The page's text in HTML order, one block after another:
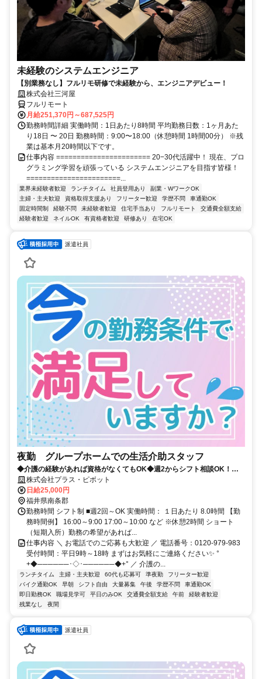
未経験のシステムエンジニア
【別業務なし】フルリモ研修で未経験から、エンジニアデビュー！
株式会社三河屋
フルリモート
月給251,370円～687,525円
勤務時間詳細 実働時間：1日あたり8時間 平均勤務日数：1ヶ月あた
り18日 〜 20日 勤務時間：9:00〜18:00（休憩時間 1時間00分） ※残
業は基本月20時間以下です。
仕事内容 ======================= 20−30代活躍中！ 現在、プロ
グラミング学習を頑張っている システムエンジニアを目指す皆様！
=======================...
業界未経験者歓迎 ランチタイム 社員登用あり
副業・WワークOK
主婦・主夫歓迎
資格取得支援あり フリーター歓迎 学歴不問
車通勤OK
固定時間制
経験不問 未経験者歓迎 住宅手当あり フルリモート
交通費全額支給
経験者歓迎
ネイルOK 有資格者歓迎 研修あり 在宅OK
派遣社員
夜勤 グループホームでの生活介助スタッフ
◆介護の経験があれば資格がなくてもOK◆週2からシフト相談OK！プ
ラス・ピボット独自の福利厚生が多数✨
株式会社プラス・ピボット
日給25,000円
福井県南条郡
勤務時間 シフト制 ■週2回～OK 実働時間： １日あたり 8.0時間 【勤
務時間例】 16:00～9:00 17:00～10:00 など ※休憩2時間 ショート
（短期入所）勤務の希望があれば...
仕事内容 ＼ お電話でのご応募も大歓迎 ／ 電話番号：0120-979-983
受付時間：平日9時～18時 まずはお気軽にご連絡ください✨ °
+◆──────･◇･──────◆+° ／ 介護の...
ランチタイム 主婦・主夫歓迎 60代も応募可 準夜勤
フリーター歓迎
バイク通勤OK
早朝 シフト自由 大量募集 午後 学歴不問
車通勤OK
即日勤務OK
職場見学可 平日のみOK 交通費全額支給 午前
経験者歓迎
残業なし
夜間
派遣社員